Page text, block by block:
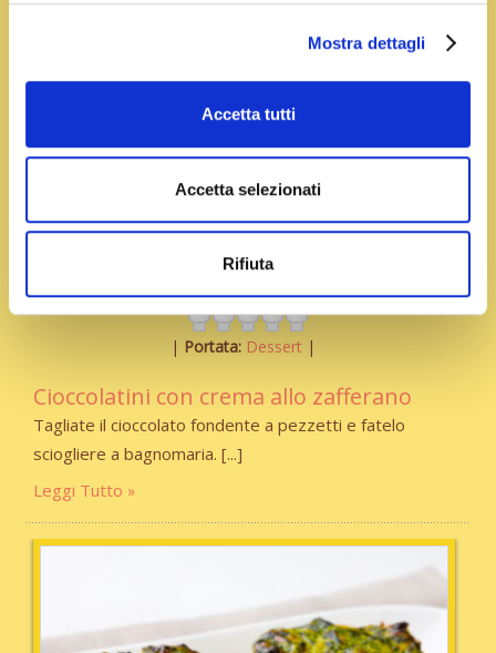
Mostra dettagli
Accetta tutti
Accetta selezionati
Rifiuta
Portata: Dessert
Cioccolatini con crema allo zafferano
Tagliate il cioccolato fondente a pezzetti e fatelo
sciogliere a bagnomaria.
Leggi Tutto